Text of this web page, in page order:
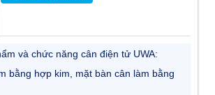
và chức năng cân điện tử UWA:
bằng hợp kim, mặt bàn cân làm bằng